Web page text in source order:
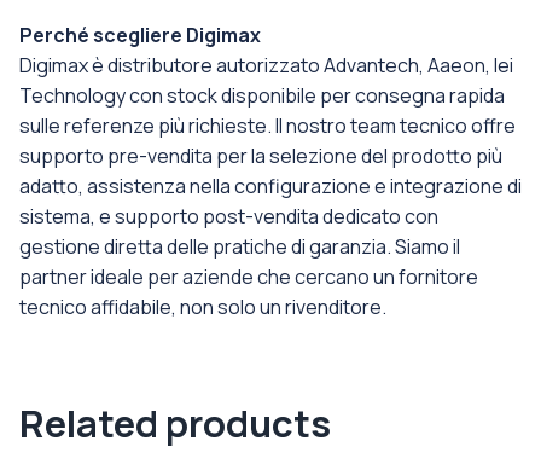
Perché scegliere Digimax
Digimax è distributore autorizzato Advantech, Aaeon, Iei
Technology con stock disponibile per consegna rapida
sulle referenze più richieste. Il nostro team tecnico offre
supporto pre-vendita per la selezione del prodotto più
adatto, assistenza nella configurazione e integrazione di
sistema, e supporto post-vendita dedicato con
gestione diretta delle pratiche di garanzia. Siamo il
partner ideale per aziende che cercano un fornitore
tecnico affidabile, non solo un rivenditore.
Related products